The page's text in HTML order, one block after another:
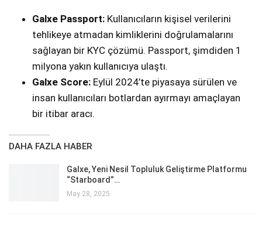
Galxe Passport: Kullanıcıların kişisel verilerini
tehlikeye atmadan kimliklerini doğrulamalarını
sağlayan bir KYC çözümü. Passport, şimdiden 1
milyona yakın kullanıcıya ulaştı.
Galxe Score: Eylül 2024’te piyasaya sürülen ve
insan kullanıcıları botlardan ayırmayı amaçlayan
bir itibar aracı.
DAHA FAZLA HABER
Galxe, Yeni Nesil Topluluk Geliştirme Platformu
“Starboard”…
May 28, 2025